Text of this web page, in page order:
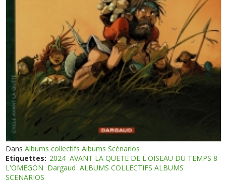
DansAlbums collectifs Albums Scénarios
Etiquettes: 2024 AVANT LA QUETE DE L'OISEAU DU TEMPS 8
L'OMEGON Dargaud ALBUMS COLLECTIFS ALBUMS
SCENARIOS